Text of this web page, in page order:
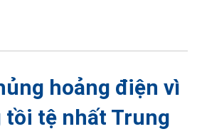
hoảng điện vì
tồi tệ nhất Trung